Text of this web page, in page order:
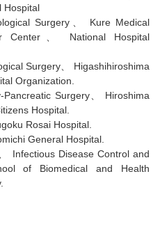
Hospital
Surgery、 Kure Medical
Center、 National Hospital
Surgery、 Higashihiroshima
Organization.
Surgery、 Hiroshima
Hospital.
Rosai Hospital.
General Hospital.
Infectious Disease Control and
of Biomedical and Health